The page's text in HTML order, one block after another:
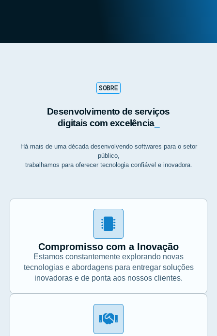
SOBRE
Desenvolvimento de serviços
digitais com excelência_
Há mais de uma década desenvolvendo softwares para o setor
público,
trabalhamos para oferecer tecnologia confiável e inovadora.
Compromisso com a Inovação
Estamos constantemente explorando novas
tecnologias e abordagens para entregar soluções
inovadoras e de ponta aos nossos clientes.